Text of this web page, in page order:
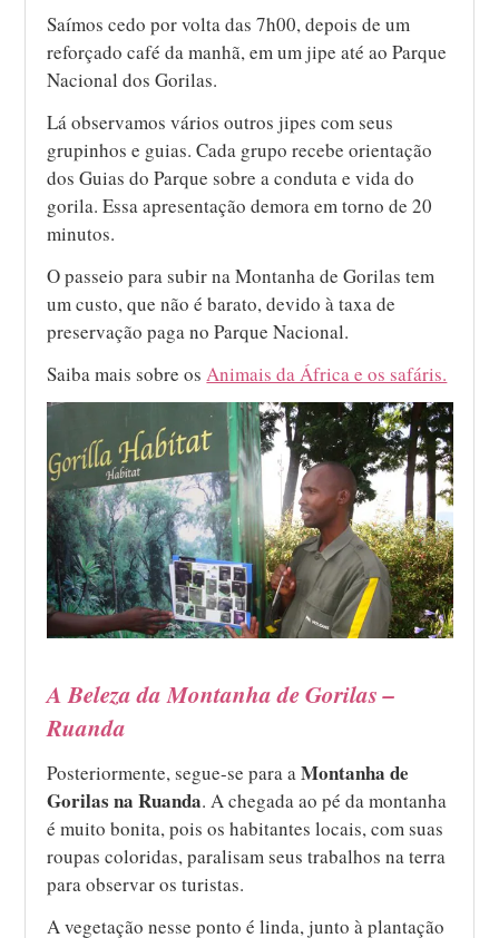
Saímos cedo por volta das 7h00, depois de um
reforçado café da manhã, em um jipe até ao Parque
Nacional dos Gorilas.
Lá observamos vários outros jipes com seus
grupinhos e guias. Cada grupo recebe orientação
dos Guias do Parque sobre a conduta e vida do
gorila. Essa apresentação demora em torno de 20
minutos.
O passeio para subir na Montanha de Gorilas tem
um custo, que não é barato, devido à taxa de
preservação paga no Parque Nacional.
Saiba mais sobre osAnimais da África e os safáris.
A Beleza da Montanha de Gorilas –
Ruanda
Posteriormente, segue-se para aMontanha de
Gorilas na Ruanda. A chegada ao pé da montanha
é muito bonita, pois os habitantes locais, com suas
roupas coloridas, paralisam seus trabalhos na terra
para observar os turistas.
A vegetação nesse ponto é linda, junto à plantação